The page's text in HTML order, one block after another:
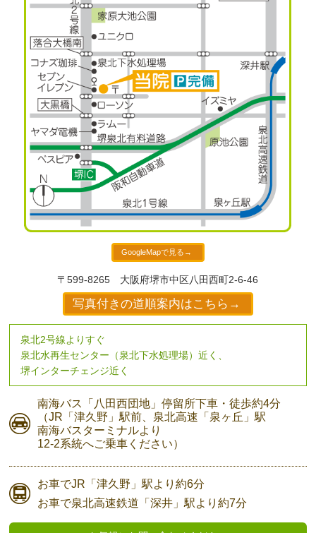
GoogleMapで見る→
〒599-8265 大阪府堺市中区八田西町2-6-46
写真付きの道順案内はこちら→
泉北2号線よりすぐ
泉北水再生センター（泉北下水処理場）近く、
堺インターチェンジ近く
南海バス 「八田西団地」停留所下車・徒歩約4分
（JR「津久野」駅前、 泉北高速「泉ヶ丘」駅
南海バスターミナルより
12-2系統へご乗車ください）
お車でJR「津久野」駅より約6分
お車で泉北高速鉄道「深井」駅より約7分